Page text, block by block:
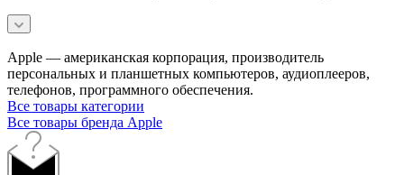
Apple — американская корпорация, производитель
персональных и планшетных компьютеров, аудиоплееров,
телефонов, программного обеспечения.
Все товары категории
Все товары бренда Apple